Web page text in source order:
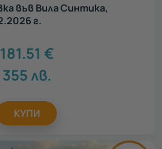
във Вила Синтика,
г.
181.51 €
355лв.
КУПИ